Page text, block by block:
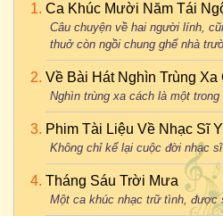
Ca Khúc Mười Năm Tái
Câu chuyện về hai người lính,
thuở còn ngồi chung ghế nhà
Về Bài Hát Nghìn Trùng Xa
Nghìn trùng xa cách là một
Phim Tài Liệu Về Nhạc Sĩ
Không chỉ kể lại cuộc đời nhạc
Tháng Sáu Trời Mưa
Một ca khúc nhạc trữ tình, được